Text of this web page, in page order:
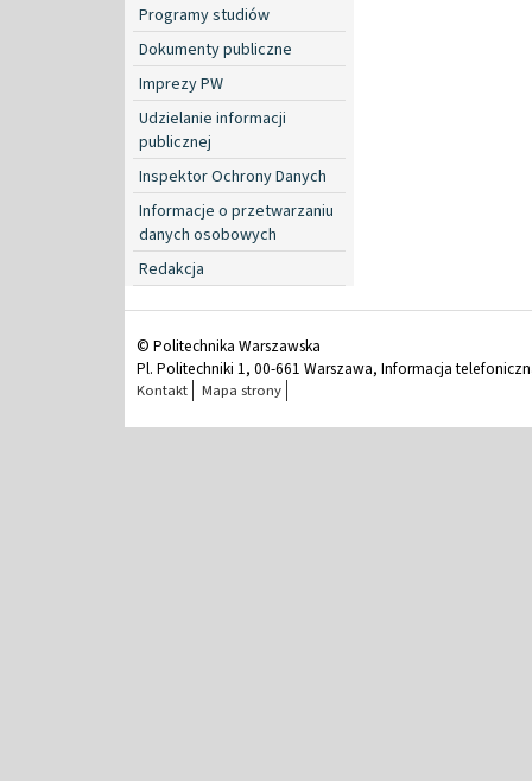
Programy studiów
Dokumenty publiczne
Imprezy PW
Udzielanie informacji
publicznej
Inspektor Ochrony Danych
Informacje o przetwarzaniu
danych osobowych
Redakcja
© Politechnika Warszawska
Pl. Politechniki 1, 00-661 Warszawa, Informacja
Kontakt Mapa strony